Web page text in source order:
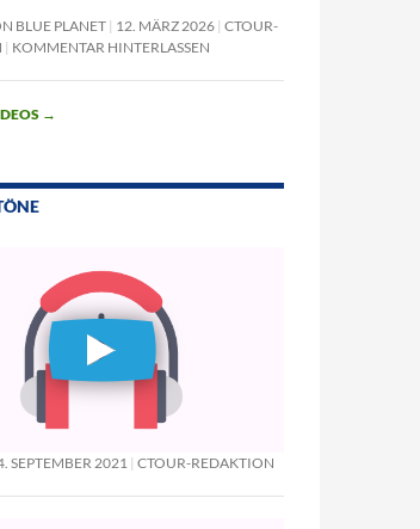
BLUE PLANET 12. MÄRZ 2026 CTOUR-
KOMMENTAR HINTERLASSEN
→
SEPTEMBER 2021 CTOUR-REDAKTION